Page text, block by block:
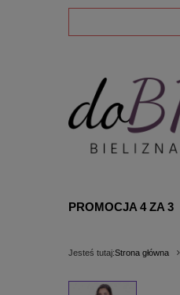
PROMOCJA 4 ZA 3
Jesteś tutaj:Strona główna